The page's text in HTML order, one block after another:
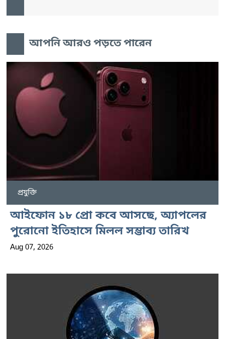
আপনি আরও পড়তে পারেন
প্রযুক্তি
আইফোন ১৮ প্রো কবে আসছে, অ্যাপলের
পুরোনো ইতিহাসে মিলল সম্ভাব্য তারিখ
Aug 07, 2026